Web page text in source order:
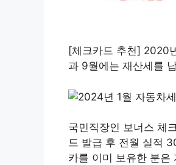
[체크카드 추천] 2020
과 9월에는 재산세를
국민직장인 보너스 체
드 발급 후 전월 실적
카를 이미 보유한 분은